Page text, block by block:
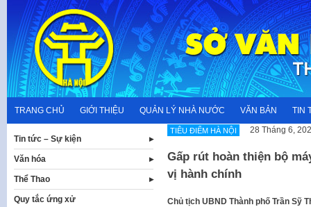
content
TRANG CHỦ GIỚI THIỆU QUẢN LÝ NHÀ NƯỚC VĂN BẢN TIN
TIÊU ĐIỂM HÀ NỘI 28 Tháng 6,
Gấp rút hoàn thiện bộ
vị hành chính
Chủ tịch UBND Thành phố Trần Sỹ
Tin tức – Sự kiện
Văn hóa
Thể Thao
Quy tắc ứng xử